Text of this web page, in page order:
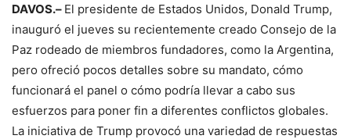
DAVOS.– El presidente de Estados Unidos, Donald Trump,
inauguró el jueves su recientemente creado Consejo de la
Paz rodeado de miembros fundadores, como la Argentina,
pero ofreció pocos detalles sobre su mandato, cómo
funcionará el panel o cómo podría llevar a cabo sus
esfuerzos para poner fin a diferentes conflictos globales.
La iniciativa de Trump provocó una variedad de respuestas